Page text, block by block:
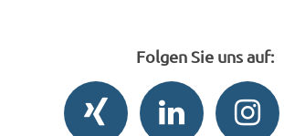
Folgen Sie uns auf: